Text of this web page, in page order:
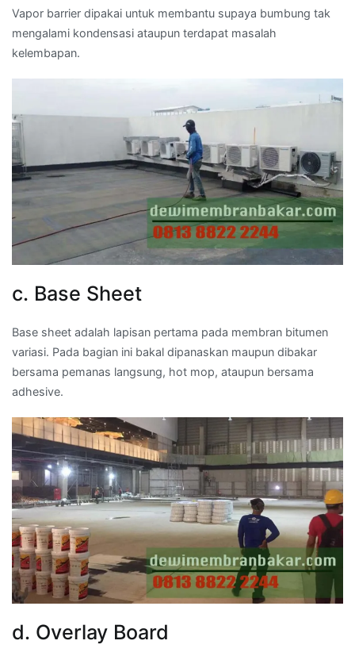
Vapor barrier dipakai untuk membantu supaya bumbung tak
mengalami kondensasi ataupun terdapat masalah
kelembapan.
c. Base Sheet
Base sheet adalah lapisan pertama pada membran bitumen
variasi. Pada bagian ini bakal dipanaskan maupun dibakar
bersama pemanas langsung, hot mop, ataupun bersama
adhesive.
d. Overlay Board